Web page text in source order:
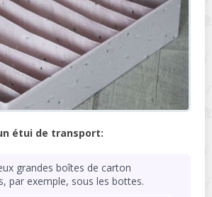
étui de transport:
grandes boîtes de carton
par exemple, sous les bottes.